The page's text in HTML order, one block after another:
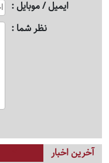
ایمیل / موبایل
نظر شما
آخرین اخبار